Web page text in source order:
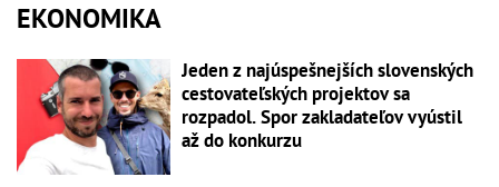
EKONOMIKA
Jeden z najúspešnejších slovenských
cestovateľských projektov sa
rozpadol. Spor zakladateľov vyústil
až do konkurzu